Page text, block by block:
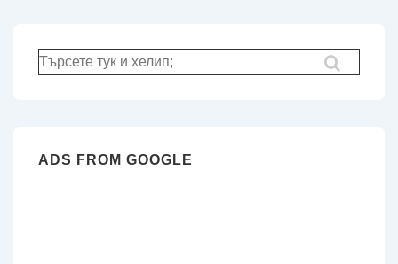
Търсене
за:
ADS FROM GOOGLE